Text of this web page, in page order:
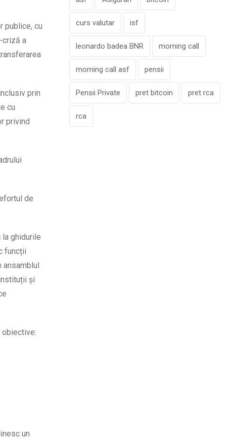
publice, cu
criză a
prin
cu
privind
de
ghidurile
funcții
ansamblul
și
obiective:
un
curs valutar isf
leonardo badea BNR morning call
morning call asf pensii
Pensii Private pret bitcoin pret rca
rca